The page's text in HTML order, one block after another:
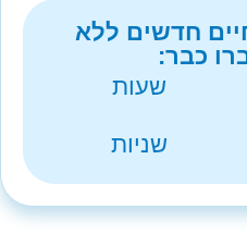
חדשים ללא
כבר:
שעות
שניות